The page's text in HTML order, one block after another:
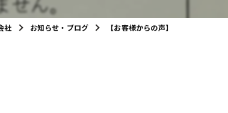
社 お知らせ・ブログ 【お客様からの声】